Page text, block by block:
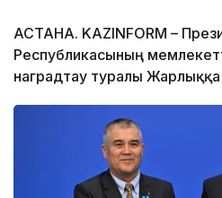
АСТАНА. KAZINFORM –
Республикасының
наградтау туралы